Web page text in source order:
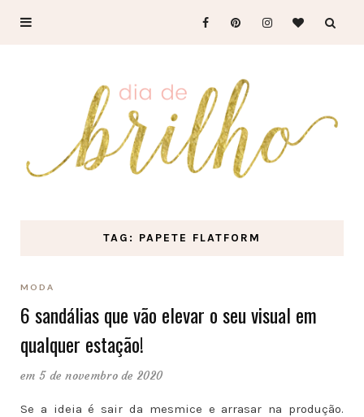
TAG: PAPETE FLATFORM
MODA
6 sandálias que vão elevar o seu visual em
qualquer estação!
em 5 de novembro de 2020
Se a ideia é sair da mesmice e arrasar na produção.